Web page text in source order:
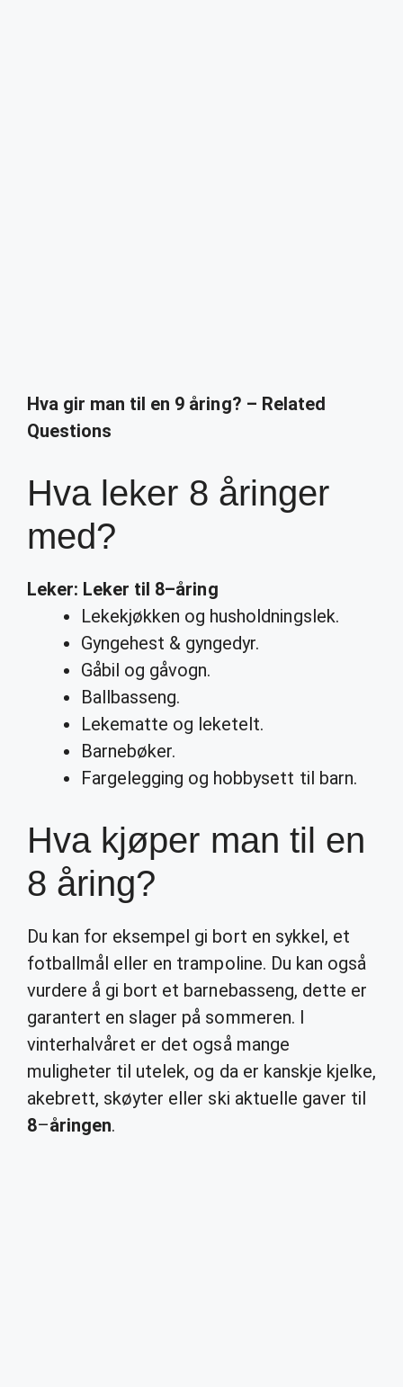
Hva gir man til en 9 åring? – Related
Questions
Hva leker 8 åringer
med?
Leker: Leker til 8–åring
Lekekjøkken og husholdningslek.
Gyngehest & gyngedyr.
Gåbil og gåvogn.
Ballbasseng.
Lekematte og leketelt.
Barnebøker.
Fargelegging og hobbysett til barn.
Hva kjøper man til en
8 åring?
Du kan for eksempel gi bort en sykkel, et
fotballmål eller en trampoline. Du kan også
vurdere å gi bort et barnebasseng, dette er
garantert en slager på sommeren. I
vinterhalvåret er det også mange
muligheter til utelek, og da er kanskje kjelke,
akebrett, skøyter eller ski aktuelle gaver til
8–åringen.